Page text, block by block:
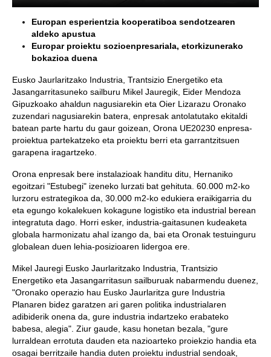
Europan esperientzia kooperatiboa sendotzearen
aldeko apustua
Europar proiektu sozioenpresariala, etorkizunerako
bokazioa duena
Eusko Jaurlaritzako Industria, Trantsizio Energetiko eta
Jasangarritasuneko sailburu Mikel Jauregik, Eider Mendoza
Gipuzkoako ahaldun nagusiarekin eta Oier Lizarazu Oronako
zuzendari nagusiarekin batera, enpresak antolatutako ekitaldi
batean parte hartu du gaur goizean, Orona UE20230 enpresa-
proiektua partekatzeko eta proiektu berri eta garrantzitsuen
garapena iragartzeko.
Orona enpresak bere instalazioak handitu ditu, Hernaniko
egoitzari "Estubegi" izeneko lurzati bat gehituta. 60.000 m2-ko
lurzoru estrategikoa da, 30.000 m2-ko edukiera eraikigarria du
eta egungo kokalekuen kokagune logistiko eta industrial berean
integratuta dago. Horri esker, industria-gaitasunen kudeaketa
globala harmonizatu ahal izango da, bai eta Oronak testuinguru
globalean duen lehia-posizioaren lidergoa ere.
Mikel Jauregi Eusko Jaurlaritzako Industria, Trantsizio
Energetiko eta Jasangarritasun sailburuak nabarmendu duenez,
"Oronako operazio hau Eusko Jaurlaritza gure Industria
Planaren bidez garatzen ari garen politika industrialaren
adibiderik onena da, gure industria indartzeko erabateko
babesa, alegia". Ziur gaude, kasu honetan bezala, "gure
lurraldean errotuta dauden eta nazioarteko proiekzio handia eta
osagai berritzaile handia duten proiektu industrial sendoak,